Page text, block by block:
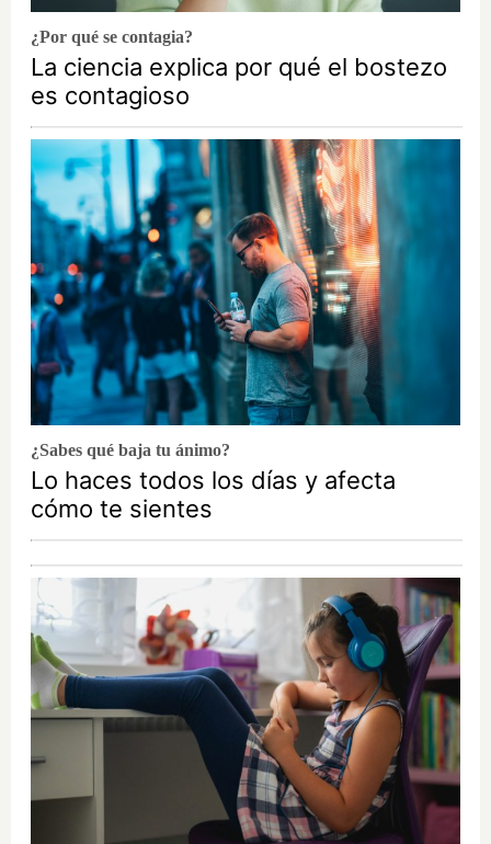
¿Por qué se contagia?
La ciencia explica por qué el bostezo
es contagioso
¿Sabes qué baja tu ánimo?
Lo haces todos los días y afecta
cómo te sientes